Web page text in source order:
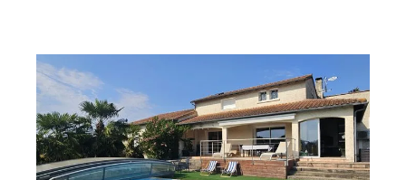
MIGNE AUXANCES 86
190,10 m
, 7 pièces
Ref : 1985
Maison à vendre